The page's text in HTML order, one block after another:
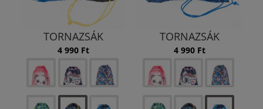
TORNAZSÁK
4 990 Ft
TORNAZSÁK
4 990 Ft